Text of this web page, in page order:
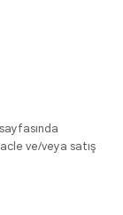
sayfasında
ve/veya satış